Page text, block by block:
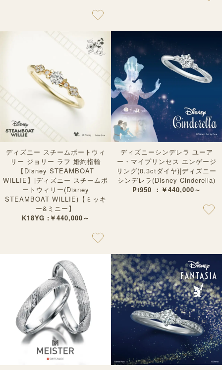
ディズニー スチームボートウィ
リー ジョリー ラフ 婚約指輪
【Disney STEAMBOAT
WILLIE】|ディズニー スチームボ
ートウィリー(Disney
STEAMBOAT WILLIE)【ミッキ
ー&ミニー】
K18YG :￥440,000～
ディズニーシンデレラ ユーア
ー・マイプリンセス エンゲージ
リング(0.3ctダイヤ)|ディズニー
シンデレラ(Disney Cinderella)
Pt950 ：￥440,000～